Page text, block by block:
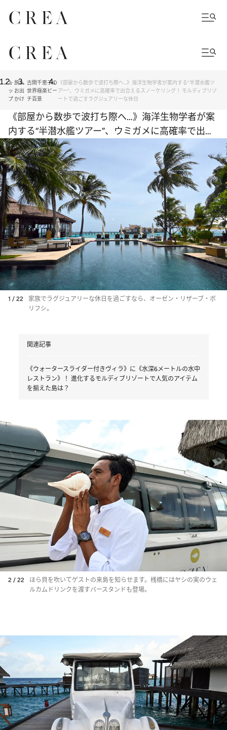
ト
ッ
プ
旅＆
お出
かけ
古関千恵子の
世界極楽ビー
チ百景
《部屋から数歩で波打ち際へ…》海洋生物学者が案内する“半潜水艦ツ
アー”、ウミガメに高確率で出合えるスノーケリング！ モルディブリゾ
ートで過ごすラグジュアリーな休日
《部屋から数歩で波打ち際へ…》海洋生物学者が案
内する“半潜水艦ツアー”、ウミガメに高確率で出合
えるスノーケリング！ モルディブリゾートで過ご
すラグジュアリーな休日
1 / 22
家族でラグジュアリーな休日を過ごすなら、オーゼン・リザーブ・ボ
リフシ。
関連記事
《ウォータースライダー付きヴィラ》に《水深6メートルの水中
レストラン》！ 進化するモルディブリゾートで人気のアイテム
を揃えた島は？
2 / 22
ほら貝を吹いてゲストの来島を知らせます。桟橋にはヤシの実のウェ
ルカムドリンクを渡すバースタンドも登場。